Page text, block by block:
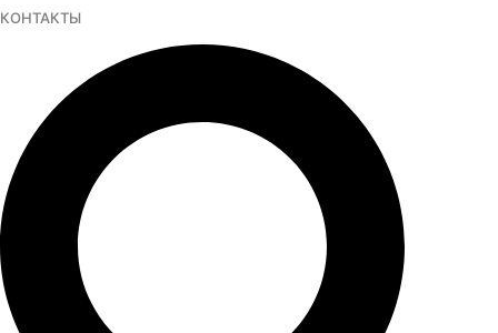
КОНТАКТЫ